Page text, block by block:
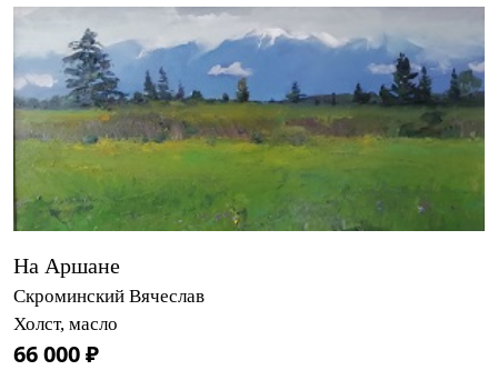
На Аршане
Скроминский Вячеслав
Холст, масло
66 000 ₽